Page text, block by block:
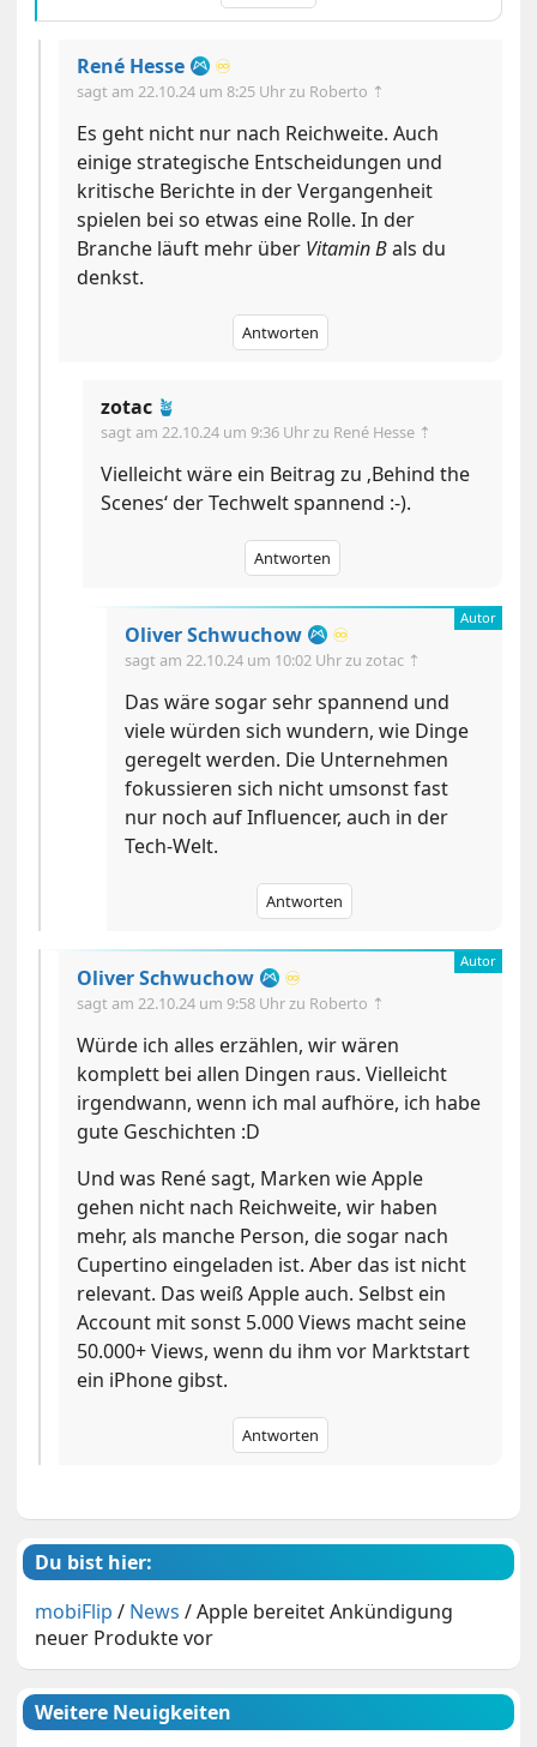
René Hesse ♾️
sagt am22.10.24 um 8:25 Uhrzu Roberto ⇡
Es geht nicht nur nach Reichweite. Auch
einige strategische Entscheidungen und
kritische Berichte in der Vergangenheit
spielen bei so etwas eine Rolle. In der
Branche läuft mehr über Vitamin Bals du
denkst.
Antworten
zotac 🪴
sagt am22.10.24 um 9:36 Uhrzu René Hesse ⇡
Vielleicht wäre ein Beitrag zu ‚Behind the
Scenes‘ der Techwelt spannend :-).
Antworten
Oliver Schwuchow ♾️
sagt am22.10.24 um 10:02 Uhrzu zotac ⇡
Das wäre sogar sehr spannend und
viele würden sich wundern, wie Dinge
geregelt werden. Die Unternehmen
fokussieren sich nicht umsonst fast
nur noch auf Influencer, auch in der
Tech-Welt.
Antworten
Oliver Schwuchow ♾️
sagt am22.10.24 um 9:58 Uhrzu Roberto ⇡
Würde ich alles erzählen, wir wären
komplett bei allen Dingen raus. Vielleicht
irgendwann, wenn ich mal aufhöre, ich habe
gute Geschichten :D
Und was René sagt, Marken wie Apple
gehen nicht nach Reichweite, wir haben
mehr, als manche Person, die sogar nach
Cupertino eingeladen ist. Aber das ist nicht
relevant. Das weiß Apple auch. Selbst ein
Account mit sonst 5.000 Views macht seine
50.000+ Views, wenn du ihm vor Marktstart
ein iPhone gibst.
Antworten
Du bist hier:
mobiFlip / News /Apple bereitet Ankündigung
neuer Produkte vor
Weitere Neuigkeiten